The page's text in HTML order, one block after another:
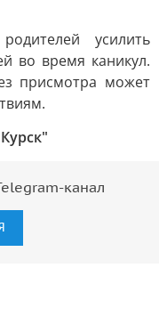
усилить
во время каникул.
присмотра может
канал